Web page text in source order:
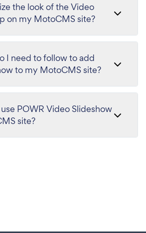
the look of the Video
on my MotoCMS site?
I need to follow to add
to my MotoCMS site?
POWR Video Slideshow
site?